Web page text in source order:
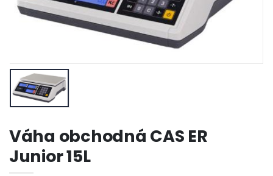
Váha obchodná CAS ER
Junior 15L